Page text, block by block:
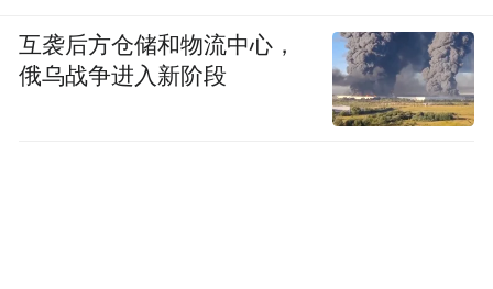
互袭后方仓储和物流中心，
俄乌战争进入新阶段